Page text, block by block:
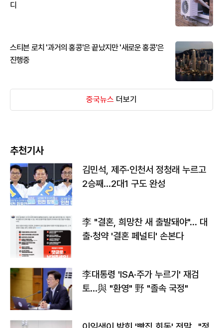
디
스티븐 로치 '과거의 홍콩'은 끝났지만 '새로운 홍콩'은
진행중
중국뉴스 더보기
추천기사
김민석, 제주·인천서 정청래 누르고
2승째…2대1 구도 완성
李 "결혼, 희망찬 새 출발돼야"… 대
출·청약 '결혼 페널티' 손본다
李대통령 'ISA·주가 누르기' 재검
토…與 "환영" 野 "졸속 국정"